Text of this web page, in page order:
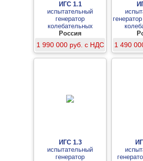
ИГС 1.1
испытательный
генератор
колебательных
затухающих помех
Россия
1 990 000 руб. с НДС 1 490
ИГС 1.3
испытательный
генератор